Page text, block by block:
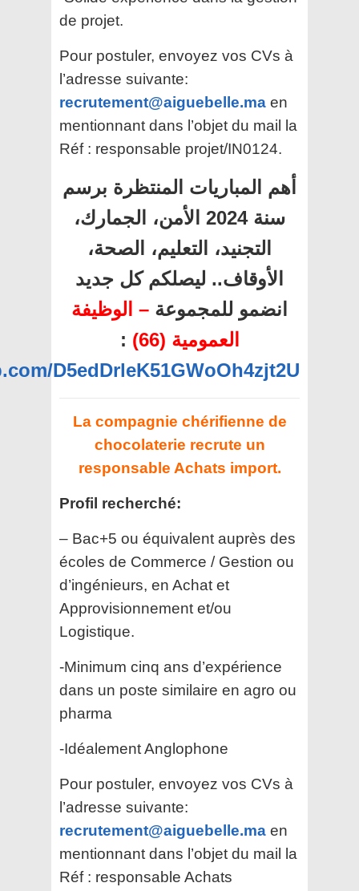
de projet.
Pour postuler, envoyez vos CVs à
l’adresse suivante:
recrutement@aiguebelle.ma en
mentionnant dans l’objet du mail la
Réf : responsable projet/IN0124.
أهم المباريات المنتظرة برسم
سنة 2024 الأمن، الجمارك،
التجنيد، التعليم، الصحة،
الأوقاف.. ليصلكم كل جديد
انضمو للمجموعة – الوظيفة
العمومية (66)
:
D5edDrleK51GWoOh4zjt2U
La compagnie chérifienne de
chocolaterie recrute un
responsable Achats import.
Profil recherché:
– Bac+5 ou équivalent auprès des
écoles de Commerce / Gestion ou
d’ingénieurs, en Achat et
Approvisionnement et/ou
Logistique.
-Minimum cinq ans d’expérience
dans un poste similaire en agro ou
pharma
-Idéalement Anglophone
Pour postuler, envoyez vos CVs à
l’adresse suivante:
recrutement@aiguebelle.ma en
mentionnant dans l’objet du mail la
Réf : responsable Achats